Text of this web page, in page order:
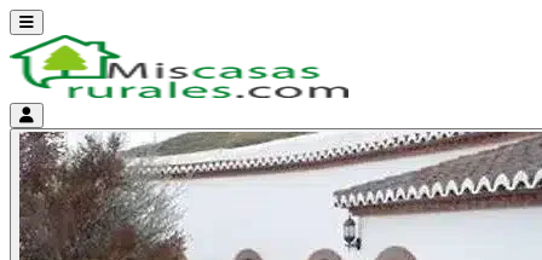
Abrir menú
Menú de cuenta